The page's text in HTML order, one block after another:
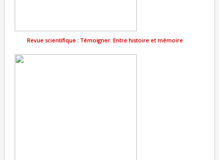
Revue scientifique : Témoigner. Entre histoire et mémoire